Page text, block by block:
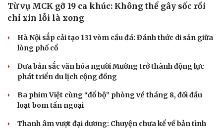
Từ vụ MCK gỡ 19 ca khúc: Không thể gây sốc rồi
chỉ xin lỗi là xong
Hà Nội sắp cải tạo 131 vòm cầu đá: Đánh thức di sản giữa
lòng phố cổ
Đưa bản sắc văn hóa người Mường trở thành động lực
phát triển du lịch cộng đồng
Ba phim Việt cùng “đổ bộ” phòng vé tháng 8, đối đầu
loạt bom tấn ngoại
Thanh âm vượt đại dương: Chuyện chưa kể về bản tình